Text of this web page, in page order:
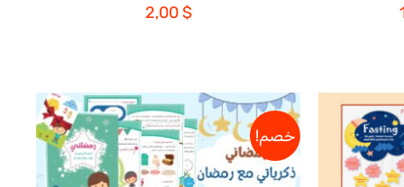
السعر
10,00 $.
2,00$
خصم!